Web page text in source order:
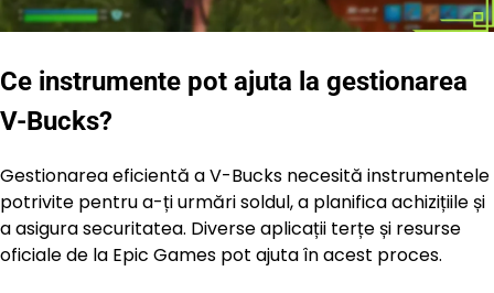
Ce instrumente pot ajuta la gestionarea
V-Bucks?
Gestionarea eficientă a V-Bucks necesită instrumentele
potrivite pentru a-ți urmări soldul, a planifica achizițiile și
a asigura securitatea. Diverse aplicații terțe și resurse
oficiale de la Epic Games pot ajuta în acest proces.